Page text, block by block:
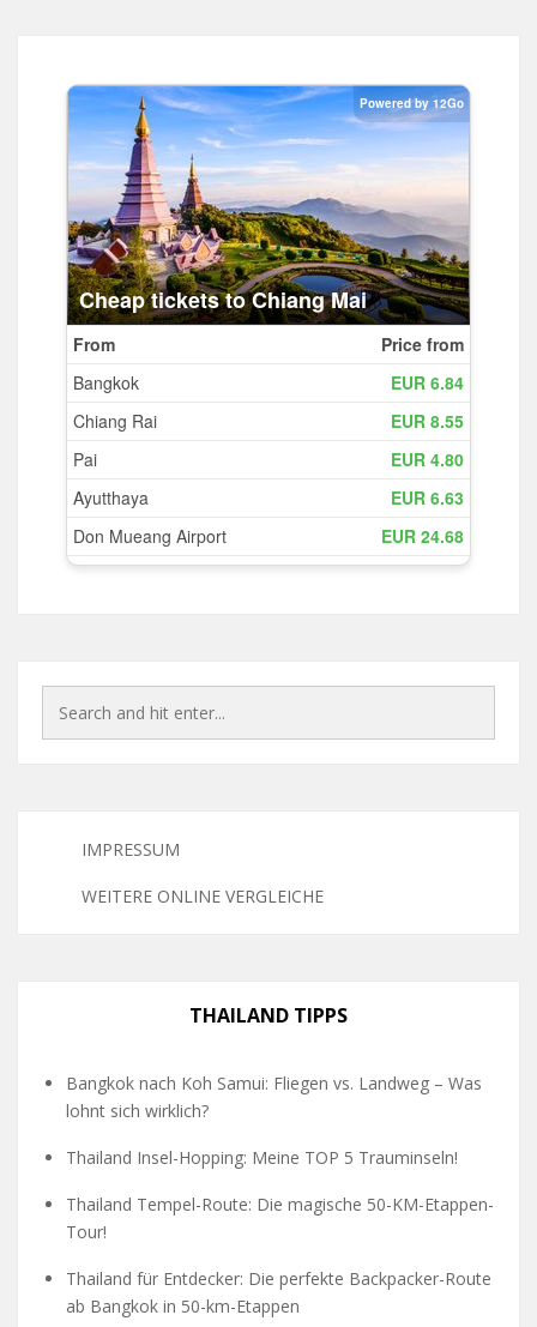
IMPRESSUM
WEITERE ONLINE VERGLEICHE
THAILAND TIPPS
Bangkok nach Koh Samui: Fliegen vs. Landweg – Was
lohnt sich wirklich?
Thailand Insel-Hopping: Meine TOP 5 Trauminseln!
Thailand Tempel-Route: Die magische 50-KM-Etappen-
Tour!
Thailand für Entdecker: Die perfekte Backpacker-Route
ab Bangkok in 50-km-Etappen